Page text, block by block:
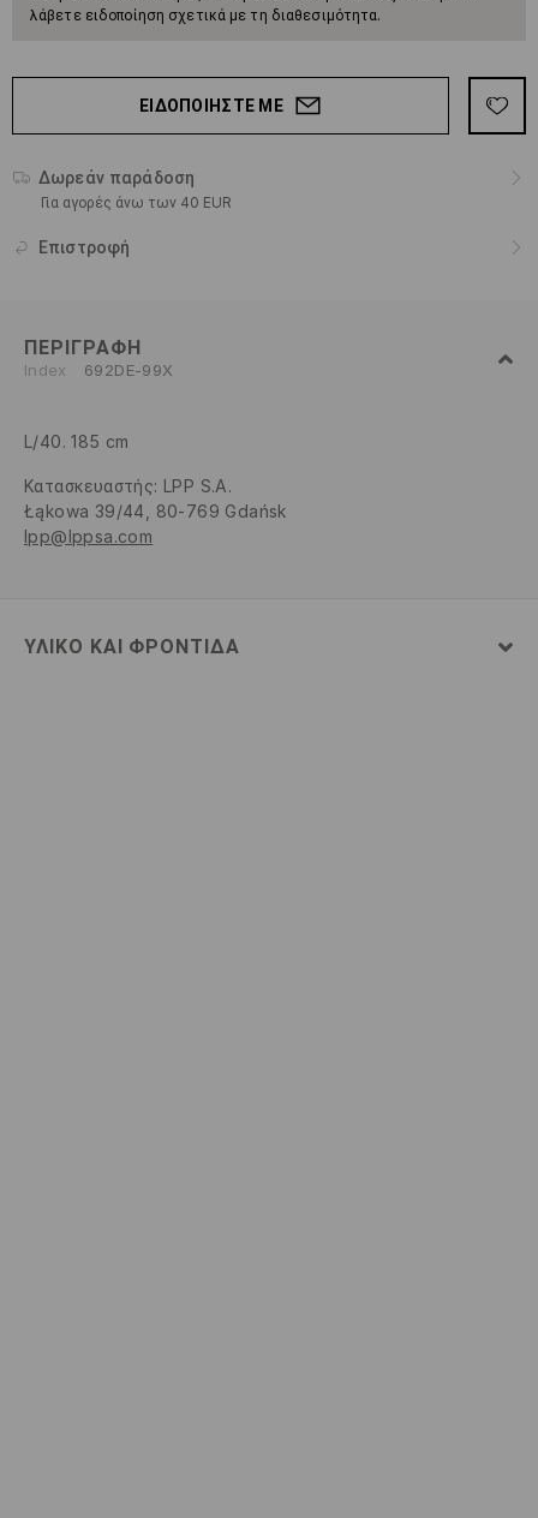
λάβετε ειδοποίηση σχετικά με τη διαθεσιμότητα.
ΕΙΔΟΠΟΙΉΣΤΕ ΜΕ
Δωρεάν παράδοση
Για αγορές άνω των 40 EUR
Επιστροφή
ΠΕΡΙΓΡΑΦΉ
Index 692DE-99X
L/40. 185 cm
Κατασκευαστής: LPP S.A.
Łąkowa 39/44, 80-769 Gdańsk
lpp@lppsa.com
ΥΛΙΚΌ ΚΑΙ ΦΡΟΝΤΊΔΑ